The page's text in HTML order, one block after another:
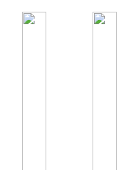
7
GIÁ